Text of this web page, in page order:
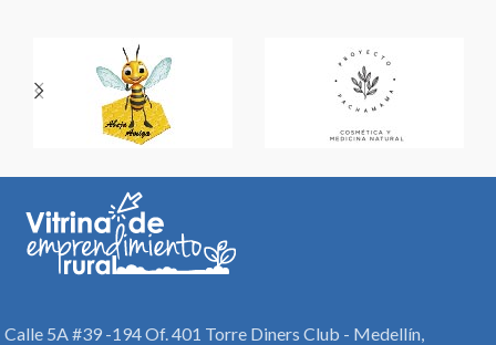
Calle 5A #39 -194 Of. 401 Torre Diners Club - Medellín,